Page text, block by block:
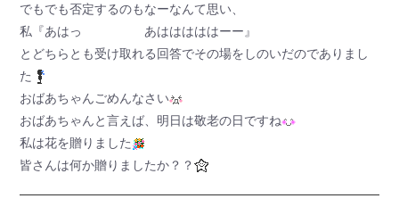
でもでも否定するのもなーなんて思い、
私『あはっ あはははははーー』
とどちらとも受け取れる回答でその場をしのいだのでありまし
た
おばあちゃんごめんなさい
おばあちゃんと言えば、明日は敬老の日ですね
私は花を贈りました
皆さんは何か贈りましたか？？